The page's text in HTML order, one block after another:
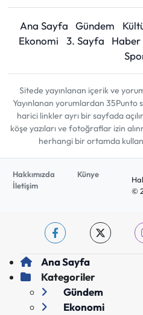
Ana Sayfa Gündem
Ekonomi
3. Sayfa Haber
Sitede yayınlanan içerik ve
Yayınlanan yorumlardan 35Punto
harici linkler ayrı bir sayfada
köşe yazıları ve fotoğraflar izin
herhangi bir ortamda
Hakkımızda
Künye
İletişim
©
Ana Sayfa
Kategoriler
Gündem
Ekonomi